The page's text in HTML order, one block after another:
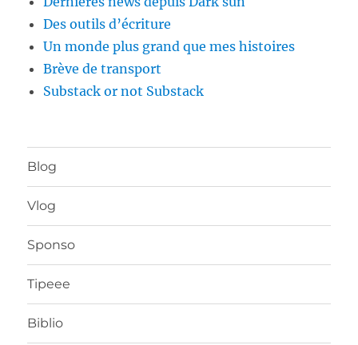
Des outils d’écriture
Un monde plus grand que mes histoires
Brève de transport
Substack or not Substack
Blog
Vlog
Sponso
Tipeee
Biblio